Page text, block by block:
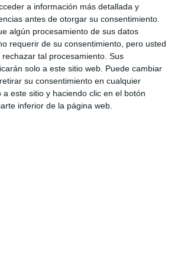
a información más detallada y
antes de otorgar su consentimiento.
algún procesamiento de sus datos
requerir de su consentimiento, pero usted
tal procesamiento. Sus
solo a este sitio web. Puede cambiar
su consentimiento en cualquier
a este sitio y haciendo clic en el botón
inferior de la página web.